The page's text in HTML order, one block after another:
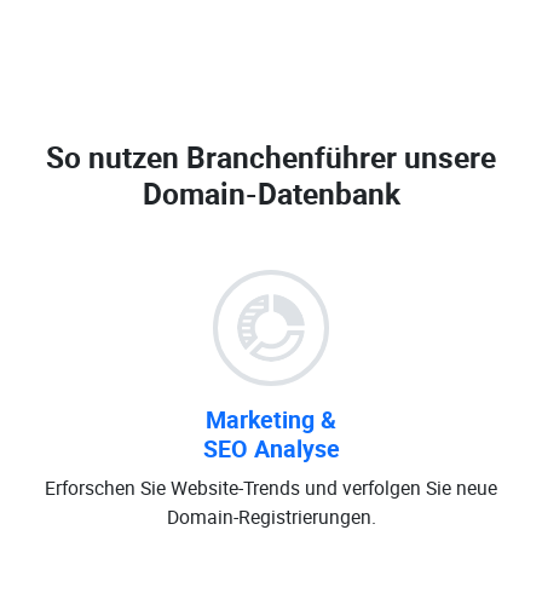
So nutzen Branchenführer unsere
Domain-Datenbank
Marketing &
SEO Analyse
Erforschen Sie Website-Trends und verfolgen Sie neue
Domain-Registrierungen.